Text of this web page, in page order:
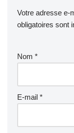
Votre adresse e-
obligatoires sont
Nom *
E-mail *